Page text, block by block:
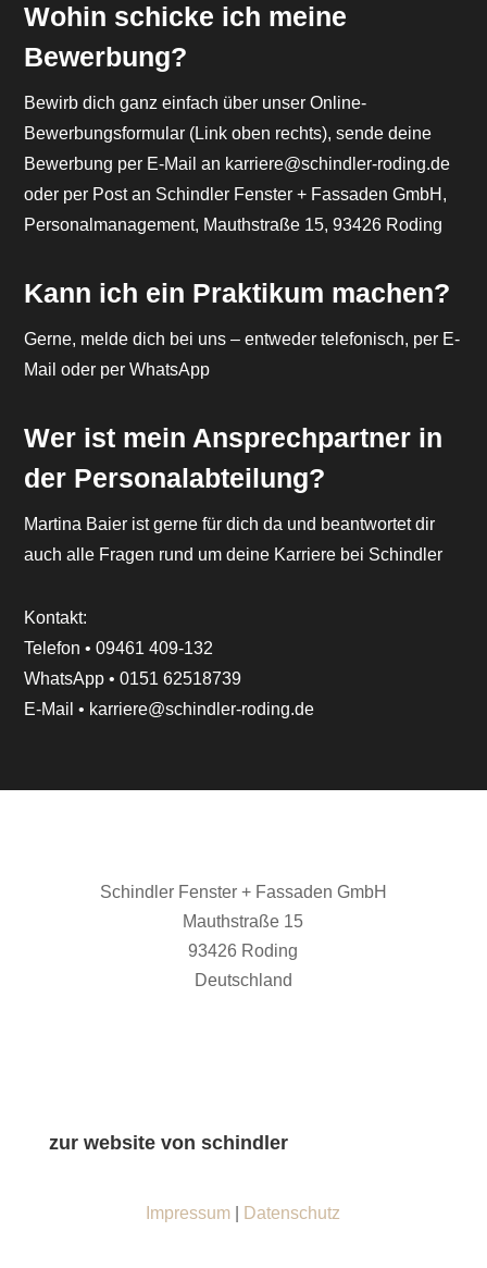
Wohin schicke ich meine
Bewerbung?
Bewirb dich ganz einfach über unser Online-
Bewerbungsformular (Link oben rechts), sende deine
Bewerbung per E-Mail an karriere@schindler-roding.de
oder per Post an Schindler Fenster + Fassaden GmbH,
Personalmanagement, Mauthstraße 15, 93426 Roding
Kann ich ein Praktikum machen?
Gerne, melde dich bei uns – entweder telefonisch, per E-
Mail oder per WhatsApp
Wer ist mein Ansprechpartner in
der Personalabteilung?
Martina Baier ist gerne für dich da und beantwortet dir
auch alle Fragen rund um deine Karriere bei Schindler
Kontakt:
Telefon • 09461 409-132
WhatsApp • 0151 62518739
E-Mail • karriere@schindler-roding.de
Schindler Fenster + Fassaden GmbH
Mauthstraße 15
93426 Roding
Deutschland
zur website von schindler
Impressum Datenschutz